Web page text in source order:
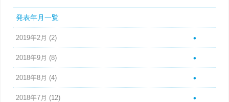
発表年月一覧
2019年2月 (2)
2018年9月 (8)
2018年8月 (4)
2018年7月 (12)